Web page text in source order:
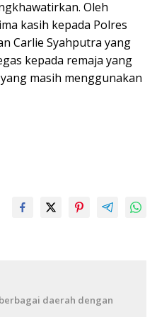
Oleh
kasih kepada Polres
Carlie Syahputra yang
kepada remaja yang
masih menggunakan
daerah dengan